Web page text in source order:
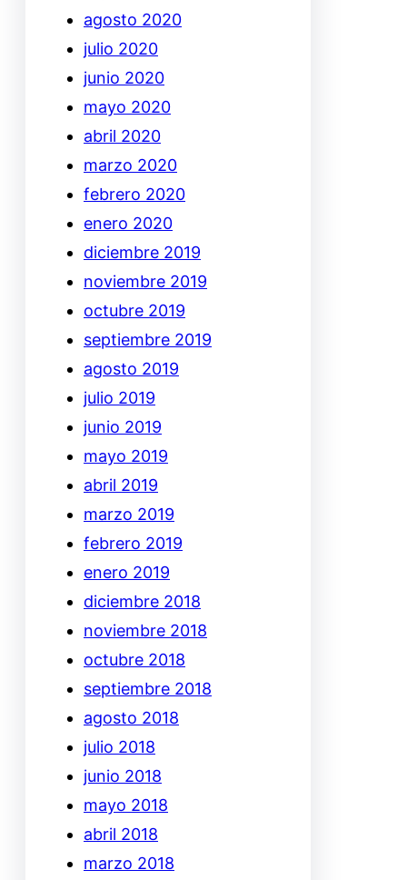
agosto 2020
julio 2020
junio 2020
mayo 2020
abril 2020
marzo 2020
febrero 2020
enero 2020
diciembre 2019
noviembre 2019
octubre 2019
septiembre 2019
agosto 2019
julio 2019
junio 2019
mayo 2019
abril 2019
marzo 2019
febrero 2019
enero 2019
diciembre 2018
noviembre 2018
octubre 2018
septiembre 2018
agosto 2018
julio 2018
junio 2018
mayo 2018
abril 2018
marzo 2018